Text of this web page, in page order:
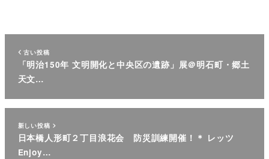
古い投稿
「明治150年 文明開化と中央区の遺跡」展＠明石町・郷土
天文…
新しい投稿
日本橋人形町２丁目浪花会 防災訓練開催！＊ レッツ
Enjoy…